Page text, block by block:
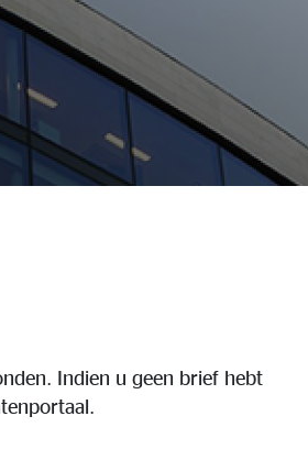
Indien u geen brief hebt